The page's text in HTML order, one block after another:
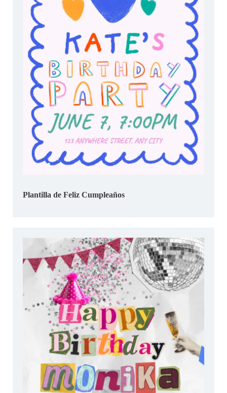
Plantilla de Feliz Cumpleaños